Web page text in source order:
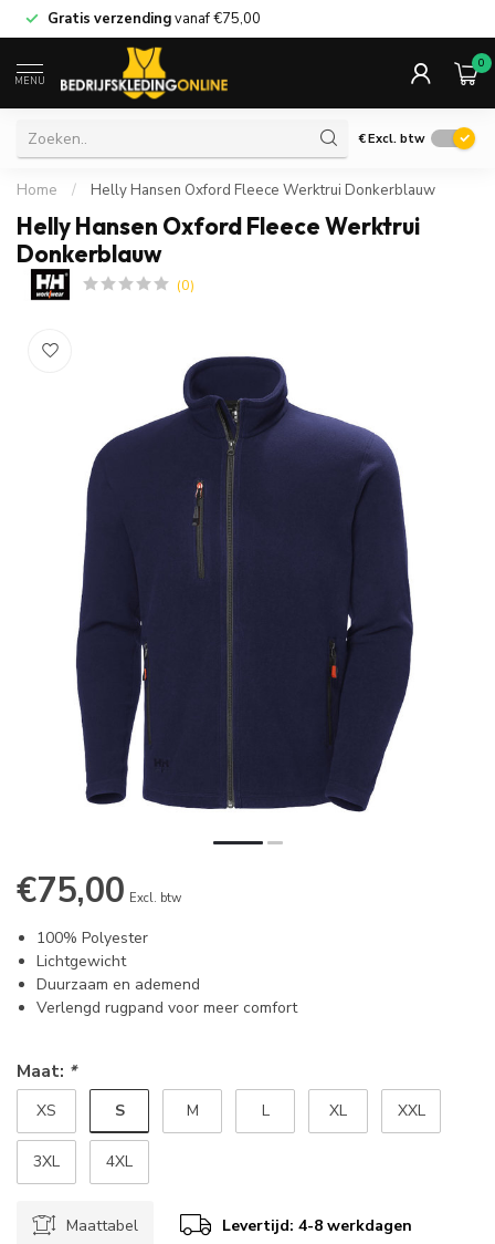
Gratis verzendingvanaf€75,00
MENU
0
€Excl. btw
Home / Helly Hansen Oxford Fleece Werktrui Donkerblauw
Helly Hansen Oxford Fleece Werktrui
Donkerblauw
(0)
€75,00 Excl. btw
100% Polyester
Lichtgewicht
Duurzaam en ademend
Verlengd rugpand voor meer comfort
Maat: *
XS S M L XL XXL
3XL 4XL
Maattabel Levertijd: 4-8 werkdagen